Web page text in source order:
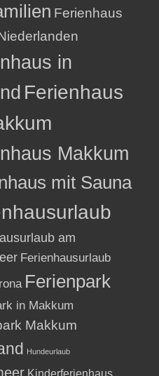
Ferienhaus
in
Ferienhaus
Makkum
mit Sauna
am
Ferienhausurlaub
Ferienpark
in Makkum
Makkum
Hundeurlaub
Kinderferienhaus